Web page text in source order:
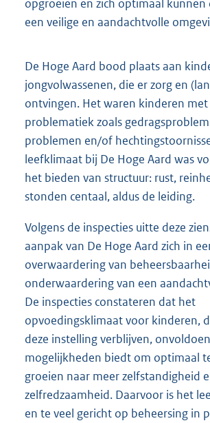
opgroeien en zich optimaal
een veilige en aandachtvolle
De Hoge Aard bood plaats aan
jongvolwassenen, die er zorg en
ontvingen. Het waren kinderen
problematiek zoals
problemen en/of
leefklimaat bij De Hoge Aard was
het bieden van structuur: rust,
stonden centaal, aldus de leiding.
Volgens de inspecties uitte deze
aanpak van De Hoge Aard zich in
overwaardering van
onderwaardering van een
De inspecties constateren dat het
opvoedingsklimaat voor kinderen,
deze instelling verblijven,
mogelijkheden biedt om optimaal
groeien naar meer zelfstandigheid
zelfredzaamheid. Daarvoor is het
en te veel gericht op beheersing in